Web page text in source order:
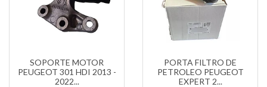
SOPORTE MOTOR
PEUGEOT 301 HDI 2013 -
2022...
PORTA FILTRO DE
PETROLEO PEUGEOT
EXPERT 2...